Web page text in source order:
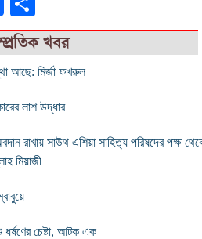
খবর
আছে: মির্জা ফখরুল
লাশ উদ্ধার
রাখায় সাউথ এশিয়া সাহিত্য পরিষদের পক্ষ
মিয়াজী
ধর্ষণের চেষ্টা, আটক এক